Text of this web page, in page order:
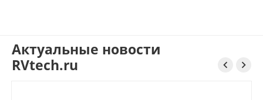
Актуальные новости
RVtech.ru
 